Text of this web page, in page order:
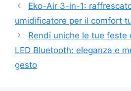
Eko-Air 3-in-1:
umidificatore per il comfort
Rendi uniche le tue feste
LED Bluetooth: eleganza e
gesto